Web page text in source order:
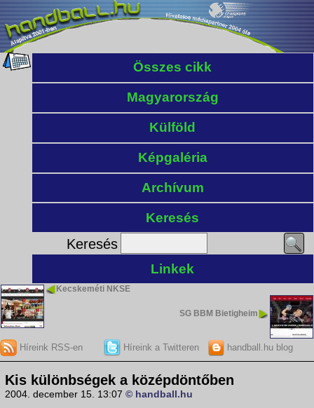
Összes cikk
Magyarország
Külföld
Képgaléria
Archívum
Keresés
Keresés
Linkek
Kecskeméti NKSE
SG BBM Bietigheim
Híreink RSS-en Híreink a Twitteren handball.hu blog
Kis különbségek a középdöntőben
2004. december 15. 13:07 © handball.hu